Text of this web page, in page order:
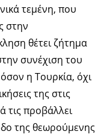
τεμένη, που
στην
θέτει ζήτημα
συνέχιση του
η Τουρκία, όχι
της στις
τις προβάλλει
της θεωρούμενης